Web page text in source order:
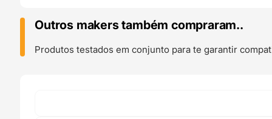
Outros makers também compraram..
Produtos testados em conjunto para te garantir